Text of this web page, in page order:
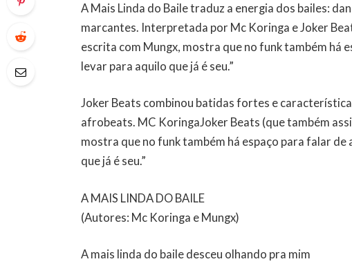
A Mais Linda do Baile traduz a energia dos bailes:
marcantes. Interpretada por Mc Koringa e Joker
escrita com Mungx, mostra que no funk também há
levar para aquilo que já é seu.”
Joker Beats combinou batidas fortes e
afrobeats. MC KoringaJoker Beats (que também
mostra que no funk também há espaço para falar
que já é seu.”
A MAIS LINDA DO BAILE
(Autores: Mc Koringa e Mungx)
A mais linda do baile desceu olhando pra mim